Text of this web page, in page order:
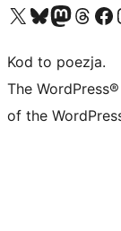
Odwiedź nasze konto X (dawniej Twitter)
Odwiedź nasze konto Bluesky
Odwiedź nasze
Odwiedź
Kod to poezja.
The
of the